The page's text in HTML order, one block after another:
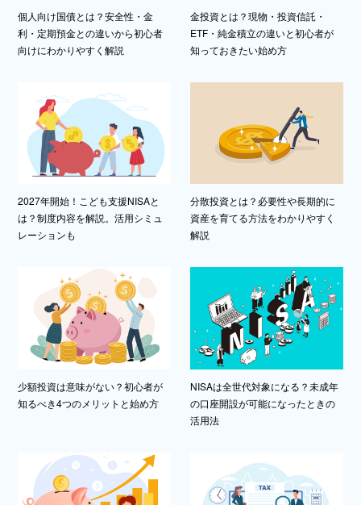
個人向け国債とは？安全性・金
利・定期預金との違いから初心者
向けにわかりやすく解説
金投資とは？現物・投資信託・
ETF・純金積立の違いと初心者が
知っておきたい始め方
2027年開始！こども支援NISAと
は？制度内容を解説。活用シミュ
レーションも
分散投資とは？必要性や長期的に
資産を育てる方法をわかりやすく
解説
少額投資は意味がない？初心者が
知るべき4つのメリットと始め方
NISAは全世代対象になる？未成年
の口座開設が可能になったときの
活用法